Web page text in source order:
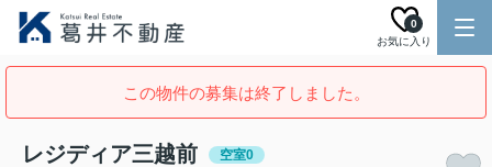
お気に入り
0
この物件の募集は終了しました。
レジディア三越前 空室0